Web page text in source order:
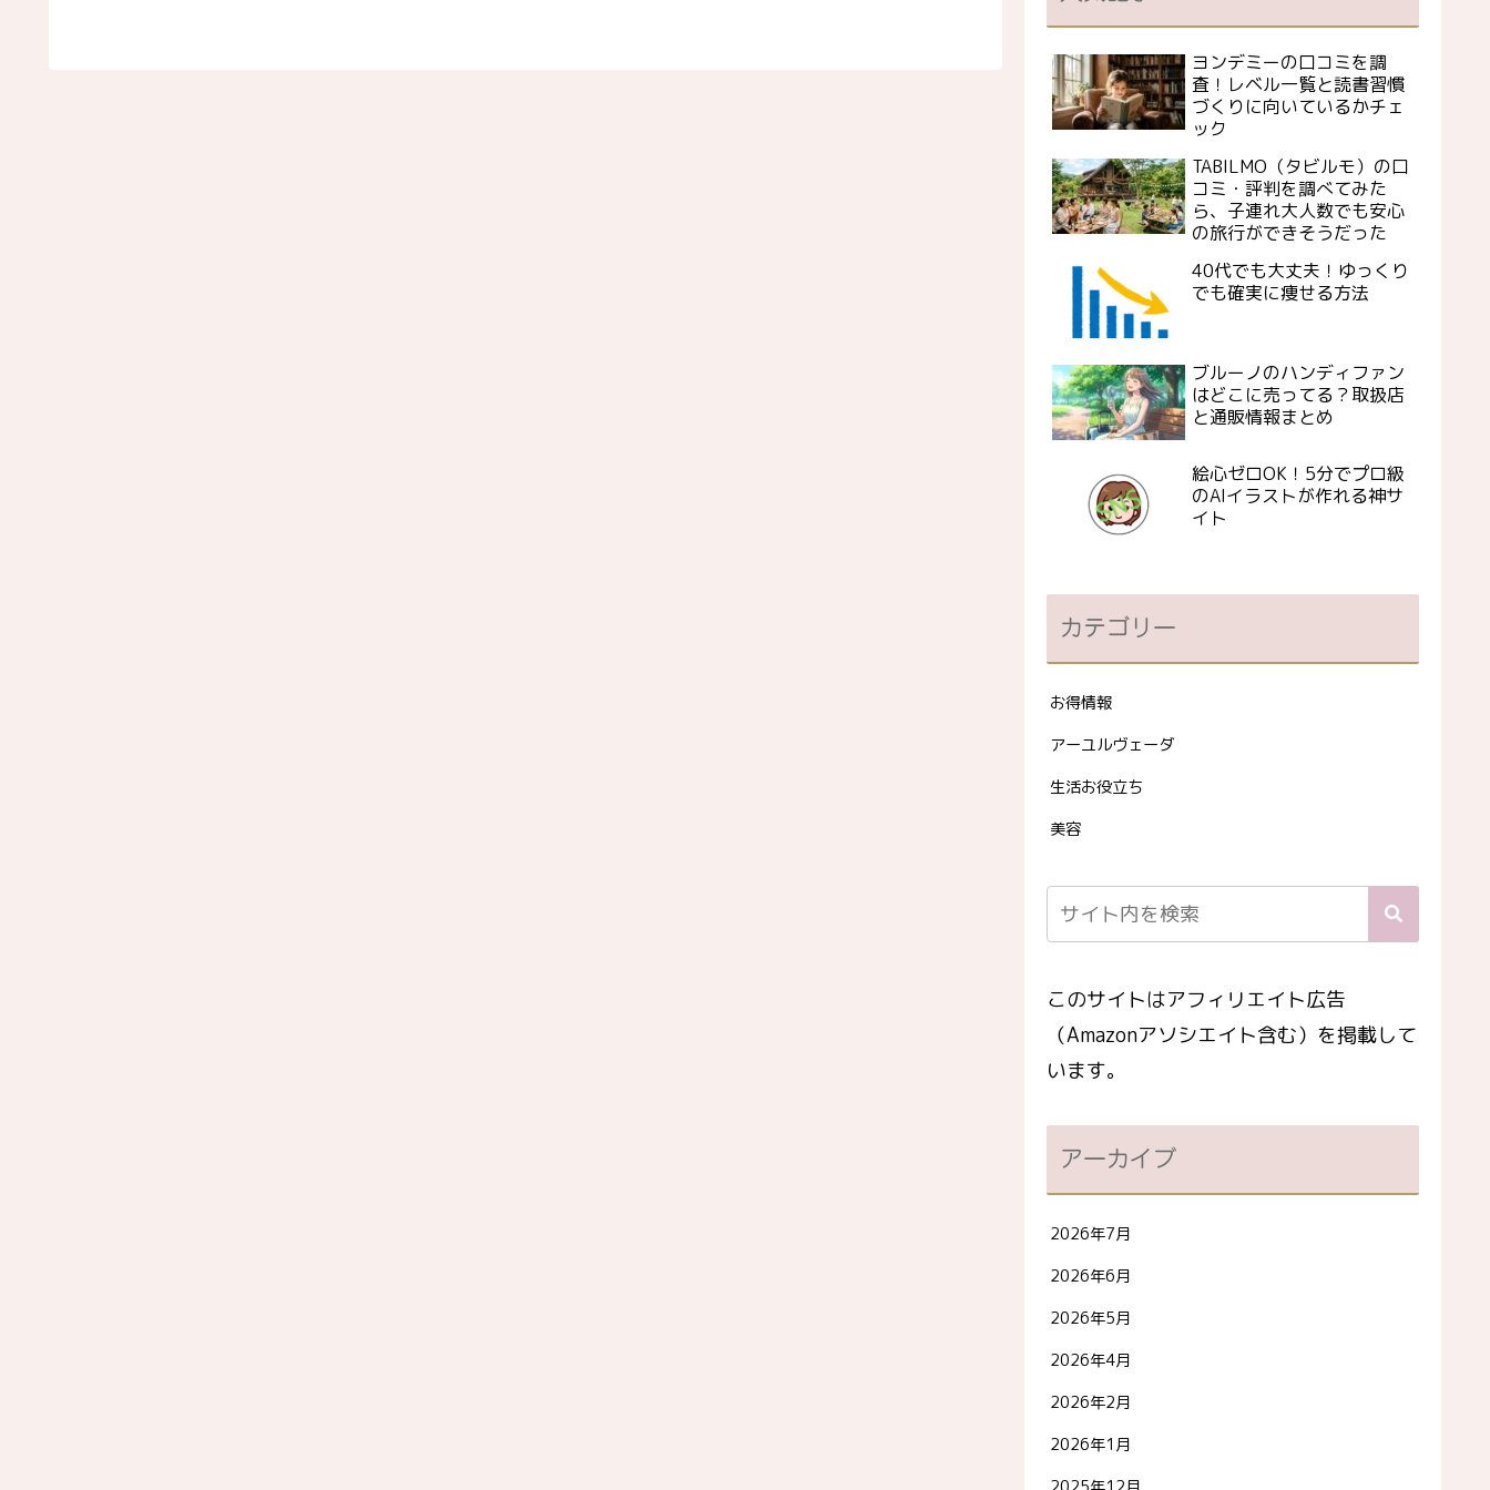
ヨンデミーの口コミを調
査！レベル一覧と読書習慣
づくりに向いているかチェ
ック
TABILMO（タビルモ）の口
コミ・評判を調べてみた
ら、子連れ大人数でも安心
の旅行ができそうだった
40代でも大丈夫！ゆっくり
でも確実に痩せる方法
ブルーノのハンディファン
はどこに売ってる？取扱店
と通販情報まとめ
絵心ゼロOK！5分でプロ級
のAIイラストが作れる神サ
イト
カテゴリー
お得情報
アーユルヴェーダ
生活お役立ち
美容
このサイトはアフィリエイト広告
（Amazonアソシエイト含む）を掲載して
います。
アーカイブ
2026年7月
2026年6月
2026年5月
2026年4月
2026年2月
2026年1月